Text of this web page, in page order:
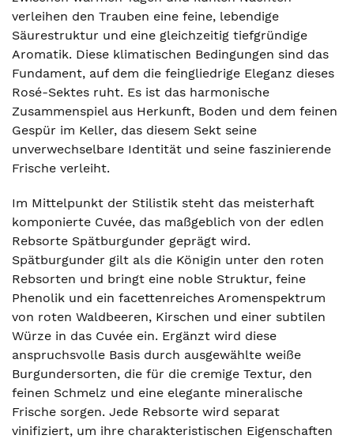
verleihen den Trauben eine feine, lebendige
Säurestruktur und eine gleichzeitig tiefgründige
Aromatik. Diese klimatischen Bedingungen sind das
Fundament, auf dem die feingliedrige Eleganz dieses
Rosé-Sektes ruht. Es ist das harmonische
Zusammenspiel aus Herkunft, Boden und dem feinen
Gespür im Keller, das diesem Sekt seine
unverwechselbare Identität und seine faszinierende
Frische verleiht.
Im Mittelpunkt der Stilistik steht das meisterhaft
komponierte Cuvée, das maßgeblich von der edlen
Rebsorte Spätburgunder geprägt wird.
Spätburgunder gilt als die Königin unter den roten
Rebsorten und bringt eine noble Struktur, feine
Phenolik und ein facettenreiches Aromenspektrum
von roten Waldbeeren, Kirschen und einer subtilen
Würze in das Cuvée ein. Ergänzt wird diese
anspruchsvolle Basis durch ausgewählte weiße
Burgundersorten, die für die cremige Textur, den
feinen Schmelz und eine elegante mineralische
Frische sorgen. Jede Rebsorte wird separat
vinifiziert, um ihre charakteristischen Eigenschaften